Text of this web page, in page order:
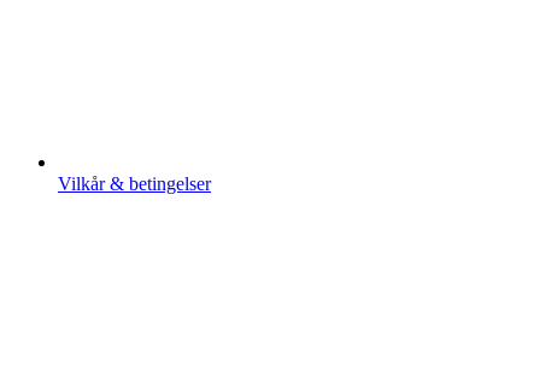
Vilkår & betingelser